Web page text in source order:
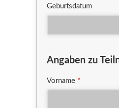
Geburtsdatum
Angaben zu
Vorname *